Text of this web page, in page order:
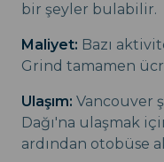
bir şeyler bulabilir.
Maliyet: Bazı
Grind tamamen
Ulaşım: Vancouver
Dağı'na ulaşmak
ardından otobüse